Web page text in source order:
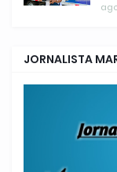
JORNALISTA